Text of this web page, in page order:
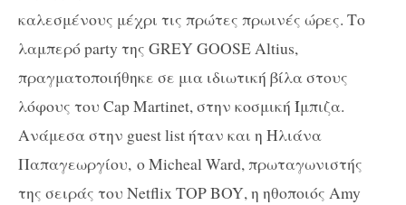
καλεσμένους μέχρι τις πρώτες πρωινές ώρες. Το
λαμπερό party της GREYGOOSEAltius,
πραγματοποιήθηκε σε μια ιδιωτική βίλα στους
λόφους του Cap Martinet, στην κοσμική Ίμπιζα.
Ανάμεσα στην guest list ήταν και η Ηλιάνα
Παπαγεωργίου, oMichealWard, πρωταγωνιστής
της σειράς του NetflixTOPBOY, η ηθοποιός Αmy